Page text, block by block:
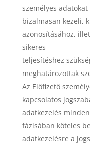
személyes adatokat
bizalmasan kezeli,
azonosításához,
sikeres
teljesítéshez
meghatározottak
Az Előfizető
kapcsolatos
adatkezelés minden
fázisában köteles
adatkezelésre a